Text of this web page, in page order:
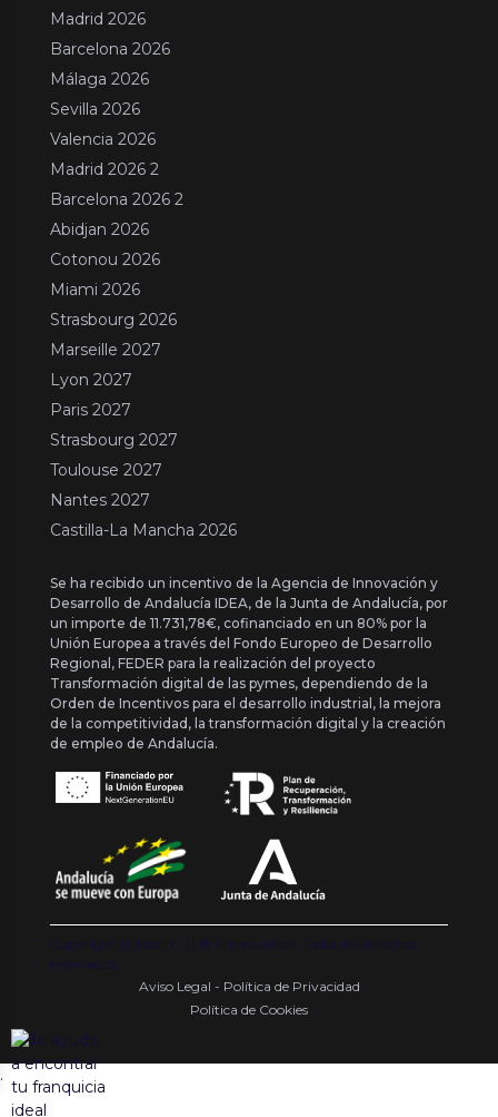
Madrid 2026
Barcelona 2026
Málaga 2026
Sevilla 2026
Valencia 2026
Madrid 2026 2
Barcelona 2026 2
Abidjan 2026
Cotonou 2026
Miami 2026
Strasbourg 2026
Marseille 2027
Lyon 2027
Paris 2027
Strasbourg 2027
Toulouse 2027
Nantes 2027
Castilla-La Mancha 2026
Se ha recibido un incentivo de la Agencia de Innovación y
Desarrollo de Andalucía IDEA, de la Junta de Andalucía, por
un importe de 11.731,78€, cofinanciado en un 80% por la
Unión Europea a través del Fondo Europeo de Desarrollo
Regional, FEDER para la realización del proyecto
Transformación digital de las pymes, dependiendo de la
Orden de Incentivos para el desarrollo industrial, la mejora
de la competitividad, la transformación digital y la creación
de empleo de Andalucía.
Copyright {{ date('Y') }} ® Franquishop. Todos los derechos
reservados
Aviso Legal - Política de Privacidad
Política de Cookies
.